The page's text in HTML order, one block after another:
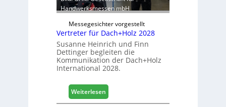
i
c
h
a
b
i
l
e
s
G
e
s
c
h
Handwerksmessen mbH
Messegesichter vorgestellt
Vertreter für Dach+Holz 2028
Susanne Heinrich und Finn
Dettinger begleiten die
Kommunikation der Dach+Holz
International 2028.
Weiterlesen:
V